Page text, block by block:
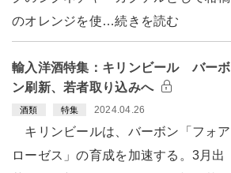
のオレンジを使…続きを読む
輸入洋酒特集：キリンビール バーボ
ン刷新、若者取り込みへ
酒類 特集 2024.04.26
キリンビールは、バーボン「フォア
ローゼス」の育成を加速する。3月出